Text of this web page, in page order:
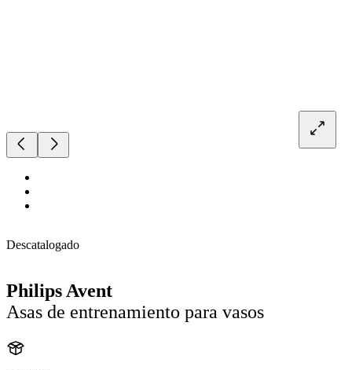
Descatalogado
Philips Avent
Asas de entrenamiento para vasos